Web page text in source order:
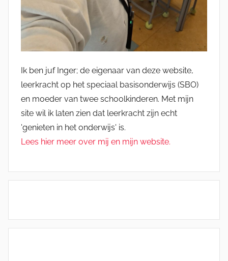
Ik ben juf Inger; de eigenaar van deze website,
leerkracht op het speciaal basisonderwijs (SBO)
en moeder van twee schoolkinderen. Met mijn
site wil ik laten zien dat leerkracht zijn echt
'genieten in het onderwijs' is.
Lees hier meer over mij en mijn website.